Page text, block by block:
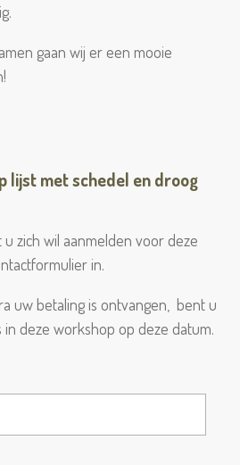
gaan wij er een mooie
lijst met schedel en droog
zich wil aanmelden voor deze
in.
uw betaling is ontvangen, bent u
deze workshop op deze datum.